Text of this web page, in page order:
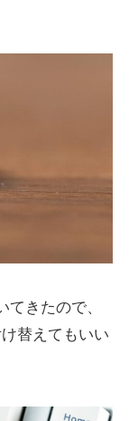
きたので、
替えてもいい